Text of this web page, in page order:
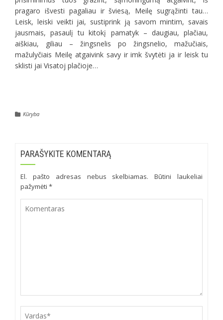
pragaro išvesti pagaliau ir šviesą, Meilę sugrąžinti tau…
Leisk, leiski veikti jai, sustiprink ją savom mintim, savais
jausmais, pasaulį tu kitokį pamatyk – daugiau, plačiau,
aiškiau, giliau – žingsnelis po žingsnelio, mažučiais,
mažulyčiais Meilę atgaivink savy ir imk švytėti ja ir leisk tu
sklisti jai Visatoj plačioje…
Kūryba
PARAŠYKITE KOMENTARĄ
El. pašto adresas nebus skelbiamas.
Būtini laukeliai
pažymėti *